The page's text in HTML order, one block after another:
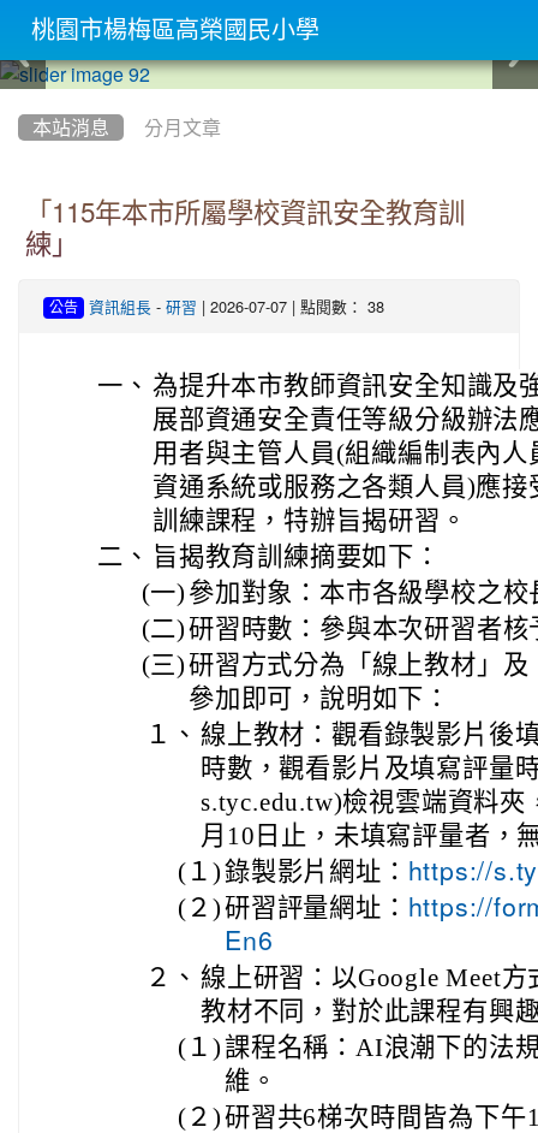
本站消息 分月文章
「115年本市所屬學校資訊安全教育訓
練」
公告 資訊組長- 研習 | 2026-07-07 | 點閱數： 38
一、 為提升本市教師資訊安全知識及
展部資通安全責任等級分級辦法
用者與主管人員(組織編制表內
資通系統或服務之各類人員)應
訓練課程，特辦旨揭研習。
二、 旨揭教育訓練摘要如下：
(一) 參加對象：本市各級學校之
(二)研習時數：參與本次研習者核
(三)研習方式分為「線上教材」
參加即可，說明如下：
１、 線上教材：觀看錄製影片後
時數，觀看影片及填寫評量
s.tyc.edu.tw)檢視雲端資料
月10日止，未填寫評量者，
(１)錄製影片網址： https://
(２)研習評量網址： https://
En6
２、 線上研習：以Google Meet
教材不同，對於此課程有興
(１)課程名稱：AI浪潮下的法
維。
(２)研習共6梯次時間皆為下午
桃園市楊梅區高榮國民小學